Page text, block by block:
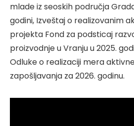
mlade iz seoskih područja
godini, Izveštaj o realizovanim
projekta Fond za podsticaj
proizvodnje u Vranju u 2025.
Odluke o realizaciji mera
zapošljavanja za 2026. godinu.